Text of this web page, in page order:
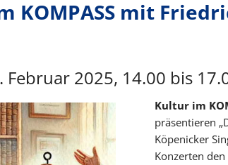
KOMPASS mit
Februar 2025, 14.00 bis
Kultur im
präsentieren
Köpenicker
Konzerten